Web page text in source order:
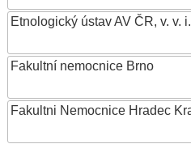
Etnologický ústav AV ČR, v. v. i.
Fakultní nemocnice Brno
Fakultni Nemocnice Hradec